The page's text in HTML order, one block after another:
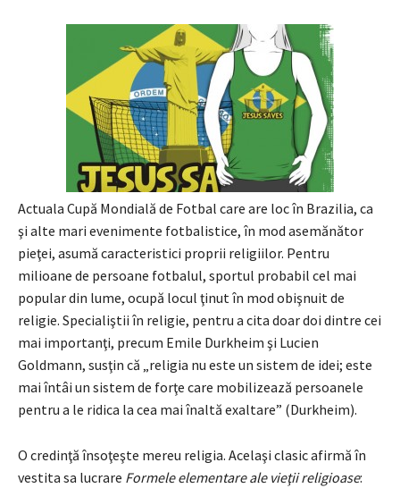
Actuala Cupă Mondială de Fotbal care are loc în Brazilia, ca
şi alte mari evenimente fotbalistice, în mod asemănător
pieţei, asumă caracteristici proprii religiilor. Pentru
milioane de persoane fotbalul, sportul probabil cel mai
popular din lume, ocupă locul ţinut în mod obişnuit de
religie. Specialiştii în religie, pentru a cita doar doi dintre cei
mai importanţi, precum Emile Durkheim şi Lucien
Goldmann, susţin că „religia nu este un sistem de idei; este
mai întâi un sistem de forţe care mobilizează persoanele
pentru a le ridica la cea mai înaltă exaltare” (Durkheim).
O credinţă însoţeşte mereu religia. Acelaşi clasic afirmă în
vestita sa lucrare Formele elementare ale vieţii religioase: